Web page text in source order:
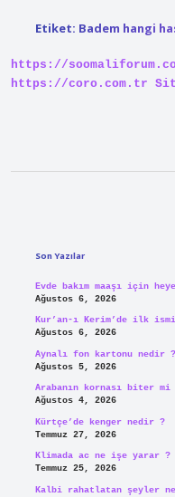
Etiket: Badem hangi
https://
https://coro.com.tr
Son Yazılar
Evde bakım maaşı için
Ağustos 6, 2026
Kur’an-ı Kerim’de ilk
Ağustos 6, 2026
Aynalı fon kartonu nedir ?
Ağustos 5, 2026
Arabanın kornası biter mi
Ağustos 4, 2026
Kürtçe’de kenger nedir ?
Temmuz 27, 2026
Klimada ac ne işe yarar ?
Temmuz 25, 2026
Kalbi rahatlatan şeyler